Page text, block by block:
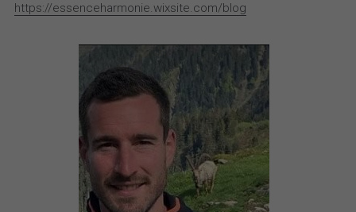
https://essenceharmonie.wixsite.com/blog